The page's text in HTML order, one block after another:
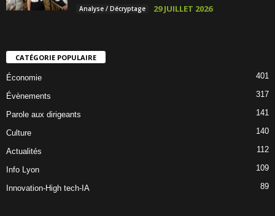
Analyse / Décryptage 29 JUILLET 2026
CATÉGORIE POPULAIRE
Économie 401
Évènements 317
Parole aux dirigeants 141
Culture 140
Actualités 112
Info Lyon 109
Innovation-High tech-IA 89